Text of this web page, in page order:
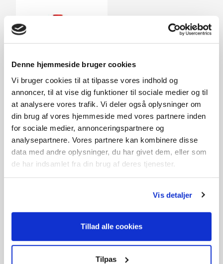
Denne hjemmeside bruger cookies
Vi bruger cookies til at tilpasse vores indhold og
annoncer, til at vise dig funktioner til sociale medier og til
at analysere vores trafik. Vi deler også oplysninger om
din brug af vores hjemmeside med vores partnere inden
for sociale medier, annonceringspartnere og
analysepartnere. Vores partnere kan kombinere disse
data med andre oplysninger, du har givet dem, eller som
de har indsamlet fra din brug af deres tjenester.
Vis detaljer
Tillad alle cookies
Tilpas
SAE30 motorolie
59,-
På lager
Tilbehør